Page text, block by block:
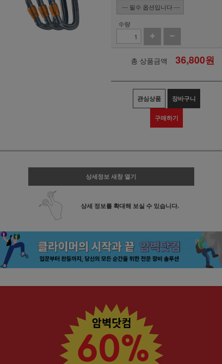
수량
총 상품금액 36,800원
관심상품 장바구니
구매하기
상세정보 새창 열기
상세 정보를 확대해 보실 수 있습니다.